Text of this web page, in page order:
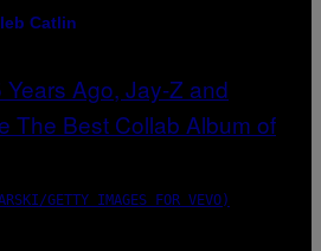
Catlin
GETTY IMAGES FOR VEVO)